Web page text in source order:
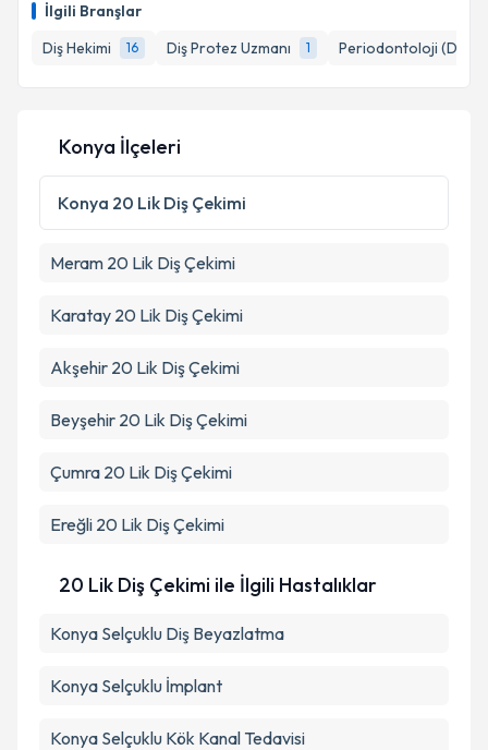
İlgili Branşlar
Diş Hekimi
16 Diş Protez Uzmanı 1 Periodontoloji (Dişeti
takvim hazırlandığında e-posta ile bilgilendireceğiz.
E-posta Adresiniz
Kişisel verilerimin işlenmesine ilişkinAydınlatma
Metni 'ni okudum ve kişisel verilerimin belirtilen
kapsamda işlenmesini kabul ediyorum.
Konya İlçeleri
Konya 20 Lik Diş Çekimi
Meram 20 Lik Diş Çekimi
Karatay 20 Lik Diş Çekimi
Akşehir 20 Lik Diş Çekimi
Beyşehir 20 Lik Diş Çekimi
Çumra 20 Lik Diş Çekimi
Ereğli 20 Lik Diş Çekimi
20 Lik Diş Çekimi ile İlgili Hastalıklar
Konya Selçuklu Diş Beyazlatma
Konya Selçuklu İmplant
Konya Selçuklu Kök Kanal Tedavisi